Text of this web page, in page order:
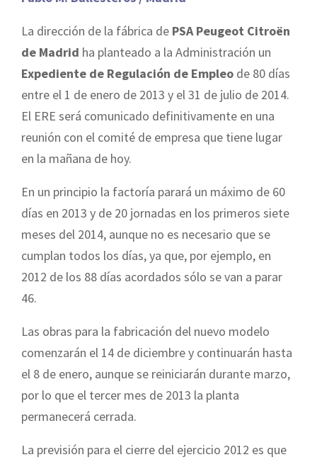
La dirección de la fábrica de PSA Peugeot Citroën
de Madrid ha planteado a la Administración un
Expediente de Regulación de Empleo de 80 días
entre el 1 de enero de 2013 y el 31 de julio de 2014.
El ERE será comunicado definitivamente en una
reunión con el comité de empresa que tiene lugar
en la mañana de hoy.
En un principio la factoría parará un máximo de 60
días en 2013 y de 20 jornadas en los primeros siete
meses del 2014, aunque no es necesario que se
cumplan todos los días, ya que, por ejemplo, en
2012 de los 88 días acordados sólo se van a parar
46.
Las obras para la fabricación del nuevo modelo
comenzarán el 14 de diciembre y continuarán hasta
el 8 de enero, aunque se reiniciarán durante marzo,
por lo que el tercer mes de 2013 la planta
permanecerá cerrada.
La previsión para el cierre del ejercicio 2012 es que